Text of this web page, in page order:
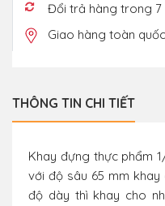
Đổi trả hàng trong 7
Giao hàng toàn quốc
THÔNG TIN CHI TIẾT
Khay đựng thực phẩm
với độ sâu 65 mm
độ dày thì khay cho